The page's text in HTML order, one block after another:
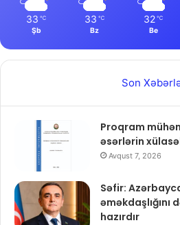
33 ℃
Şb
33 ℃
Bz
32 ℃
Be
Son
Proqram
əsərlərin
Avqust 7, 2026
Səfir:
əməkdaşlığını
hazırdır